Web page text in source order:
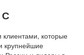
которые
крупнейшие